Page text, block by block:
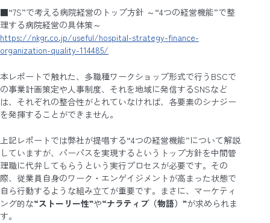
■“7S”で考える病院経営のトップ方針 ～“4つの経営機能”で整
理する病院経営の具体策～
https://nkgr.co.jp/useful/hospital-strategy-finance-
organization-quality-114485/
本レポートで触れた、多職種ワークショップ形式で行うBSCで
の事業計画策定や人事制度、それを地域に発信するSNSなど
は、それぞれの整合性がとれていなければ、各要素のシナジー
を発揮することができません。
上記レポートでは弊社が提唱する“4つの経営機能”について解説
していますが、パーパスを実現するというトップ方針を中間管
理職に代弁してもらうという実行プロセスが必要です。その
際、従業員自身のワーク・エンゲイジメントが高まった状態で
自ら行動するような組み立てが重要です。まさに、マーケティ
ング的な“ストーリー性”や“ナラティブ（物語）”が求められま
す。